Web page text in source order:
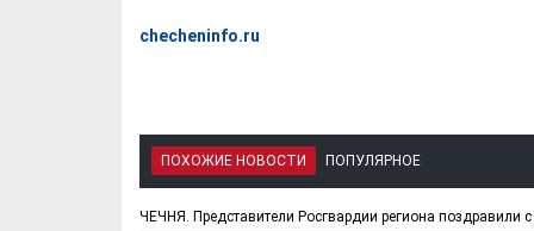
checheninfo.ru
ПОХОЖИЕ НОВОСТИ ПОПУЛЯРНОЕ
ЧЕЧНЯ. Представители Росгвардии региона